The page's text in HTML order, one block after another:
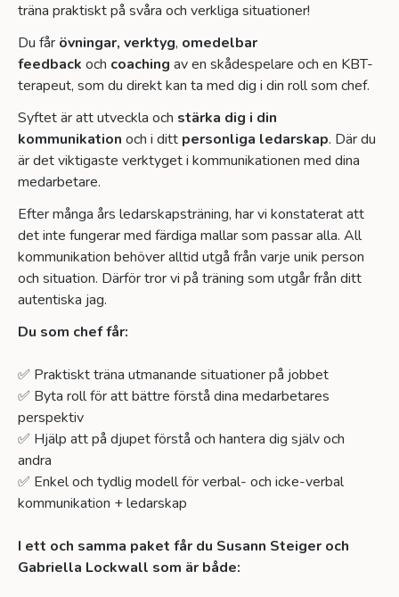
träna praktiskt på svåra och verkliga situationer!
Du får övningar, verktyg, omedelbar
feedback och coaching av en skådespelare och en KBT-
terapeut, som du direkt kan ta med dig i din roll som chef.
Syftet är att utveckla och stärka dig i din
kommunikation och i ditt personliga ledarskap. Där du
är det viktigaste verktyget i kommunikationen med dina
medarbetare.
Efter många års ledarskapsträning, har vi konstaterat att
det inte fungerar med färdiga mallar som passar alla. All
kommunikation behöver alltid utgå från varje unik person
och situation. Därför tror vi på träning som utgår från ditt
autentiska jag.
Du som chef får:
✅ Praktiskt träna utmanande situationer på jobbet
✅ Byta roll för att bättre förstå dina medarbetares
perspektiv
✅ Hjälp att på djupet förstå och hantera dig själv och
andra
✅ Enkel och tydlig modell för verbal- och icke-verbal
kommunikation + ledarskap
I ett och samma paket får du Susann Steiger och
Gabriella Lockwall som är både: